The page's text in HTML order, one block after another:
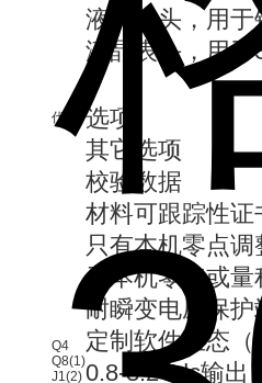
液晶表头，用
液晶表头，用
代码 选项
Q4
Q8(1)
J1(2)
其它选项
校验数据
材料可跟踪性
只有本机零点调
无本机零点或量
耐瞬变电压保护
定制软件组态
0.8-3.2Vdc输出